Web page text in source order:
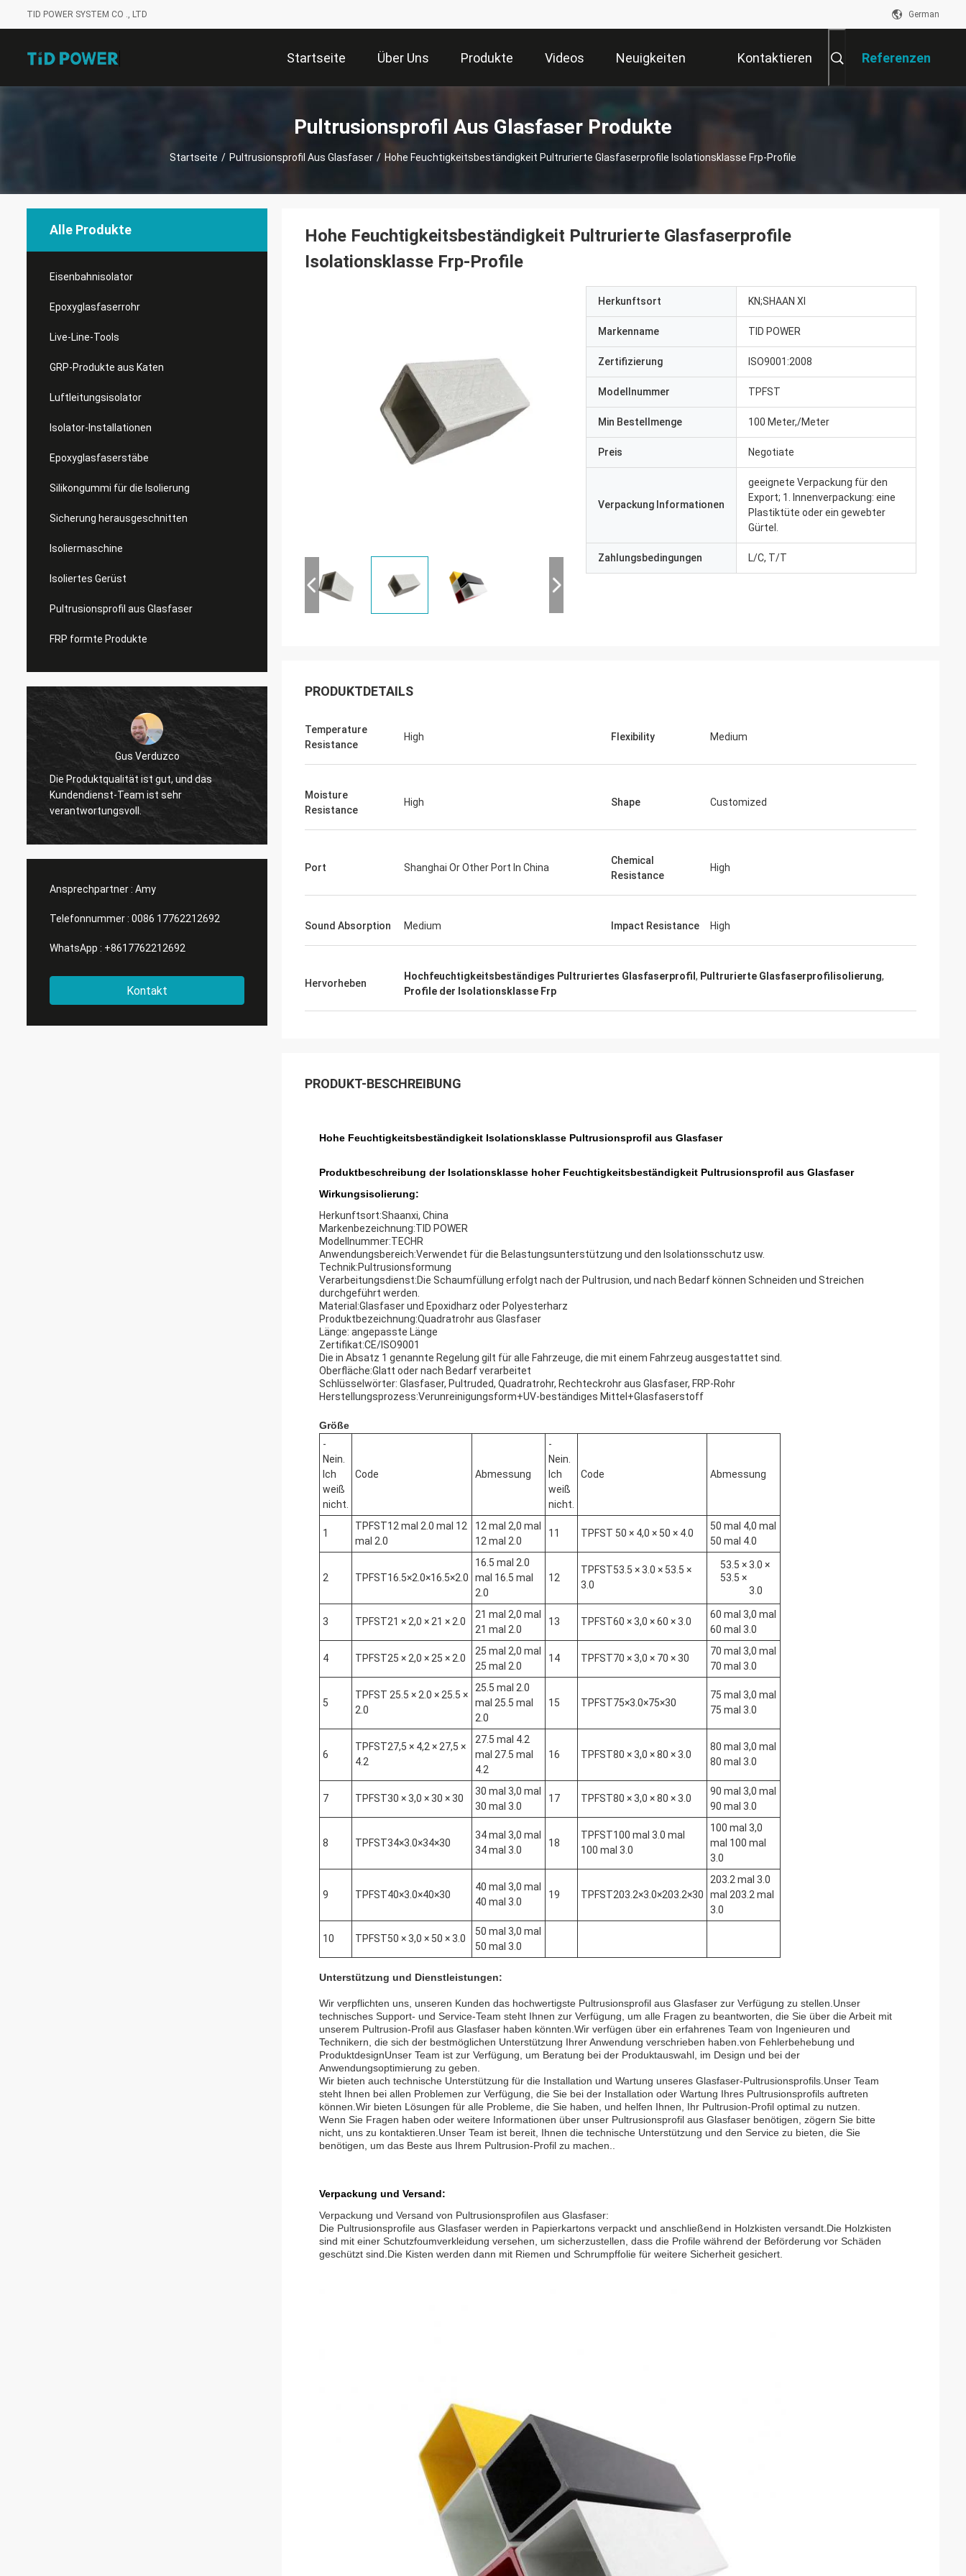
TID POWER SYSTEM CO ., LTD German
Startseite Über Uns Produkte Videos Neuigkeiten Kontaktieren Referenzen
Pultrusionsprofil Aus Glasfaser Produkte
Startseite / Pultrusionsprofil Aus Glasfaser / Hohe Feuchtigkeitsbeständigkeit Pultrurierte Glasfaserprofile Isolationsklasse Frp-Profile
Alle Produkte
Eisenbahnisolator
Epoxyglasfaserrohr
Live-Line-Tools
GRP-Produkte aus Katen
Luftleitungsisolator
Isolator-Installationen
Epoxyglasfaserstäbe
Silikongummi für die Isolierung
Sicherung herausgeschnitten
Isoliermaschine
Isoliertes Gerüst
Pultrusionsprofil aus Glasfaser
FRP formte Produkte
Gus Verduzco
Die Produktqualität ist gut, und das
Kundendienst-Team ist sehr
verantwortungsvoll.
Edson Polli Junior
Verhältnis
Edson Polli Junior
Cynthia Zane
Ansprechpartner : Amy
Telefonnummer : 0086 17762212692
WhatsApp : +8617762212692
Kontakt
Hohe Feuchtigkeitsbeständigkeit Pultrurierte Glasfaserprofile
Isolationsklasse Frp-Profile
Herkunftsort KN;SHAAN XI
Markenname TID POWER
Zertifizierung ISO9001:2008
Modellnummer TPFST
Min Bestellmenge 100 Meter,/Meter
Preis Negotiate
Verpackung Informationen
geeignete Verpackung für den
Export; 1. Innenverpackung: eine
Plastiktüte oder ein gewebter
Gürtel.
Zahlungsbedingungen L/C, T/T
PRODUKTDETAILS
Temperature
Resistance
High Flexibility Medium
Moisture
Resistance
High Shape Customized
Port Shanghai Or Other Port In China
Chemical
Resistance
High
Sound Absorption Medium Impact Resistance High
Hervorheben
Hochfeuchtigkeitsbeständiges Pultruriertes Glasfaserprofil , Pultrurierte Glasfaserprofilisolierung,
Profile der Isolationsklasse Frp
PRODUKT-BESCHREIBUNG
Hohe Feuchtigkeitsbeständigkeit Isolationsklasse Pultrusionsprofil aus Glasfaser
Produktbeschreibung der Isolationsklasse hoher Feuchtigkeitsbeständigkeit Pultrusionsprofil aus Glasfaser
Wirkungsisolierung:
Herkunftsort:Shaanxi, China
Markenbezeichnung:TID POWER
Modellnummer:TECHR
Anwendungsbereich:Verwendet für die Belastungsunterstützung und den Isolationsschutz usw.
Technik:Pultrusionsformung
Verarbeitungsdienst:Die Schaumfüllung erfolgt nach der Pultrusion, und nach Bedarf können Schneiden und Streichen
durchgeführt werden.
Material:Glasfaser und Epoxidharz oder Polyesterharz
Produktbezeichnung:Quadratrohr aus Glasfaser
Länge: angepasste Länge
Zertifikat:CE/ISO9001
Die in Absatz 1 genannte Regelung gilt für alle Fahrzeuge, die mit einem Fahrzeug ausgestattet sind.
Oberfläche:Glatt oder nach Bedarf verarbeitet
Schlüsselwörter: Glasfaser, Pultruded, Quadratrohr, Rechteckrohr aus Glasfaser, FRP-Rohr
Herstellungsprozess:Verunreinigungsform+UV-beständiges Mittel+Glasfaserstoff
Größe
-
Nein.
Ich
weiß
nicht.
Code Abmessung
-
Nein.
Ich
weiß
nicht.
Code Abmessung
1
TPFST12 mal 2.0 mal 12
mal 2.0
12 mal 2,0 mal
12 mal 2.0
11 TPFST 50 × 4,0 × 50 × 4.0
50 mal 4,0 mal
50 mal 4.0
2 TPFST16.5×2.0×16.5×2.0
16.5 mal 2.0
mal 16.5 mal
2.0
12
TPFST53.5 × 3.0 × 53.5 ×
3.0
53.5 × 3.0 ×
53.5 ×
3.0
3 TPFST21 × 2,0 × 21 × 2.0
21 mal 2,0 mal
21 mal 2.0
13 TPFST60 × 3,0 × 60 × 3.0
60 mal 3,0 mal
60 mal 3.0
4 TPFST25 × 2,0 × 25 × 2.0
25 mal 2,0 mal
25 mal 2.0
14 TPFST70 × 3,0 × 70 × 30
70 mal 3,0 mal
70 mal 3.0
5
TPFST 25.5 × 2.0 × 25.5 ×
2.0
25.5 mal 2.0
mal 25.5 mal
2.0
15 TPFST75×3.0×75×30
75 mal 3,0 mal
75 mal 3.0
6
TPFST27,5 × 4,2 × 27,5 ×
4.2
27.5 mal 4.2
mal 27.5 mal
4.2
16 TPFST80 × 3,0 × 80 × 3.0
80 mal 3,0 mal
80 mal 3.0
7 TPFST30 × 3,0 × 30 × 30
30 mal 3,0 mal
30 mal 3.0
17 TPFST80 × 3,0 × 80 × 3.0
90 mal 3,0 mal
90 mal 3.0
8 TPFST34×3.0×34×30
34 mal 3,0 mal
34 mal 3.0
18
TPFST100 mal 3.0 mal
100 mal 3.0
100 mal 3,0
mal 100 mal
3.0
9 TPFST40×3.0×40×30
40 mal 3,0 mal
40 mal 3.0
19 TPFST203.2×3.0×203.2×30
203.2 mal 3.0
mal 203.2 mal
3.0
10 TPFST50 × 3,0 × 50 × 3.0
50 mal 3,0 mal
50 mal 3.0
Unterstützung und Dienstleistungen:
Wir verpflichten uns, unseren Kunden das hochwertigste Pultrusionsprofil aus Glasfaser zur Verfügung zu stellen.Unser
technisches Support- und Service-Team steht Ihnen zur Verfügung, um alle Fragen zu beantworten, die Sie über die Arbeit mit
unserem Pultrusion-Profil aus Glasfaser haben könnten.Wir verfügen über ein erfahrenes Team von Ingenieuren und
Technikern, die sich der bestmöglichen Unterstützung Ihrer Anwendung verschrieben haben.von Fehlerbehebung und
ProduktdesignUnser Team ist zur Verfügung, um Beratung bei der Produktauswahl, im Design und bei der
Anwendungsoptimierung zu geben.
Wir bieten auch technische Unterstützung für die Installation und Wartung unseres Glasfaser-Pultrusionsprofils.Unser Team
steht Ihnen bei allen Problemen zur Verfügung, die Sie bei der Installation oder Wartung Ihres Pultrusionsprofils auftreten
können.Wir bieten Lösungen für alle Probleme, die Sie haben, und helfen Ihnen, Ihr Pultrusion-Profil optimal zu nutzen.
Wenn Sie Fragen haben oder weitere Informationen über unser Pultrusionsprofil aus Glasfaser benötigen, zögern Sie bitte
nicht, uns zu kontaktieren.Unser Team ist bereit, Ihnen die technische Unterstützung und den Service zu bieten, die Sie
benötigen, um das Beste aus Ihrem Pultrusion-Profil zu machen..
Verpackung und Versand:
Verpackung und Versand von Pultrusionsprofilen aus Glasfaser:
Die Pultrusionsprofile aus Glasfaser werden in Papierkartons verpackt und anschließend in Holzkisten versandt.Die Holzkisten
sind mit einer Schutzfoumverkleidung versehen, um sicherzustellen, dass die Profile während der Beförderung vor Schäden
geschützt sind.Die Kisten werden dann mit Riemen und Schrumpffolie für weitere Sicherheit gesichert.